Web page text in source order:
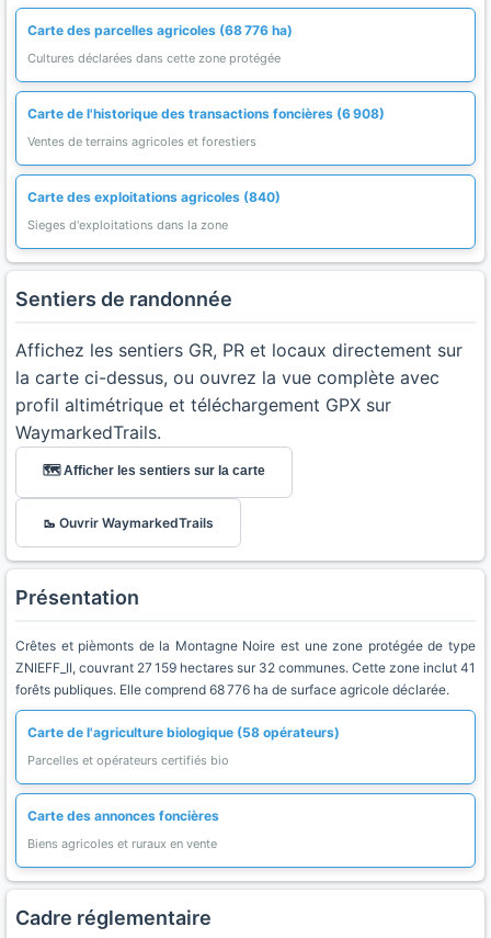
Carte des parcelles agricoles (68 776 ha)
Cultures déclarées dans cette zone protégée
Carte de l'historique des transactions foncières (6 908)
Ventes de terrains agricoles et forestiers
Carte des exploitations agricoles (840)
Sieges d'exploitations dans la zone
Sentiers de randonnée
Affichez les sentiers GR, PR et locaux directement sur
la carte ci-dessus, ou ouvrez la vue complète avec
profil altimétrique et téléchargement GPX sur
WaymarkedTrails.
🗺️ Afficher les sentiers sur la carte
🥾 Ouvrir WaymarkedTrails
Présentation
Crêtes et pièmonts de la Montagne Noire est une zone protégée de type
ZNIEFF_II, couvrant 27 159 hectares sur 32 communes. Cette zone inclut 41
forêts publiques. Elle comprend 68 776 ha de surface agricole déclarée.
Carte de l'agriculture biologique (58 opérateurs)
Parcelles et opérateurs certifiés bio
Carte des annonces foncières
Biens agricoles et ruraux en vente
Cadre réglementaire